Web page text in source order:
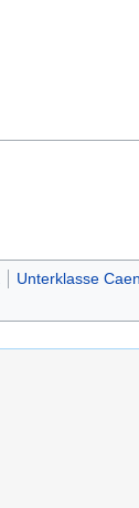
Unterklasse